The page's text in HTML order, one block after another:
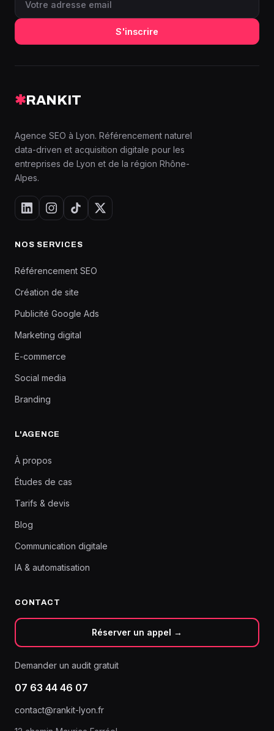
S'inscrire
✱RANKIT
Agence SEO à Lyon. Référencement naturel
data-driven et acquisition digitale pour les
entreprises de Lyon et de la région Rhône-
Alpes.
NOS SERVICES
Référencement SEO
Création de site
Publicité Google Ads
Marketing digital
E-commerce
Social media
Branding
L'AGENCE
À propos
Études de cas
Tarifs & devis
Blog
Communication digitale
IA & automatisation
CONTACT
Réserver un appel →
Demander un audit gratuit
07 63 44 46 07
contact@rankit-lyon.fr